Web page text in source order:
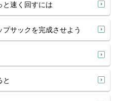
速く回すには
サックを完成させよう
と